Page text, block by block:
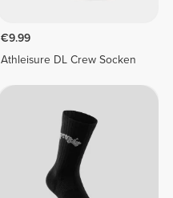
€9.99
Athleisure DL Crew Socken